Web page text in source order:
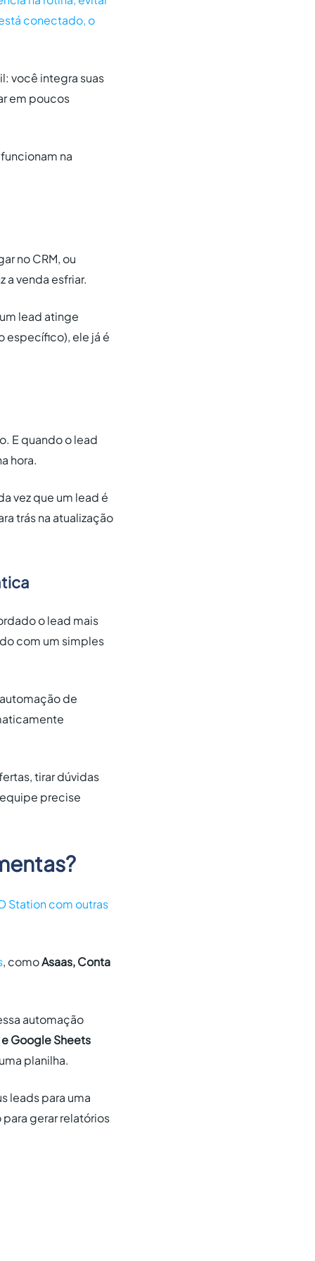
conectado, o
você integra suas
em poucos
na
no CRM, ou
a venda esfriar.
lead atinge
específico), ele já é
E quando o lead
hora.
vez que um lead é
trás na atualização
o lead mais
com um simples
de
tirar dúvidas
precise
Station com outras
, comoAsaas, Conta
automação
e Google Sheets
planilha.
leads para uma
gerar relatórios